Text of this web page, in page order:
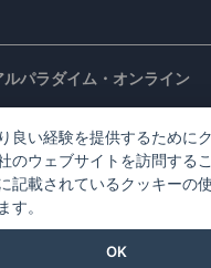
ルパラダイム・オンライン
パラダイムデスクトップ
全ての権利を有する
良い経験を提供するために
のウェブサイトを訪問するこ
記載されているクッキーの
す。
OK